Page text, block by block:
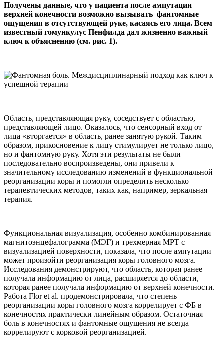
Получены данные, что у пациента после ампутации
верхней конечности возможно вызывать фантомные
ощущения в отсутствующей руке, касаясь его лица. Всем
известный гомункулус Пенфилда дал жизненно важный
ключ к объяснению (см. рис. 1).
Область, представляющая руку, соседствует с областью,
представляющей лицо. Оказалось, что сенсорный вход от
лица «вторгается» в область, ранее занятую рукой. Таким
образом, прикосновение к лицу стимулирует не только лицо,
но и фантомную руку. Хотя эти результаты не были
последовательно воспроизведены, они привели к
значительному исследованию изменений в функциональной
реорганизации коры и помогли определить несколько
терапевтических методов, таких как, например, зеркальная
терапия.
Функциональная визуализация, особенно комбинированная
магнитоэнцефалограмма (МЭГ) и трехмерная МРТ с
визуализацией поверхности, показала, что после ампутации
может произойти реорганизация коры головного мозга.
Исследования демонстрируют, что область, которая ранее
получала информацию от лица, расширяется до области,
которая ранее получала информацию от верхней конечности.
Работа Flor et al. продемонстрировала, что степень
реорганизации коры головного мозга коррелирует с ФБ в
конечностях практически линейным образом. Остаточная
боль в конечностях и фантомные ощущения не всегда
коррелируют с корковой реорганизацией.